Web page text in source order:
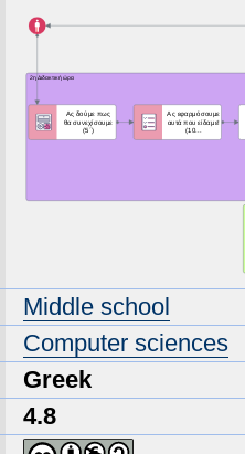
Middle school
Computer sciences
Greek
4.8